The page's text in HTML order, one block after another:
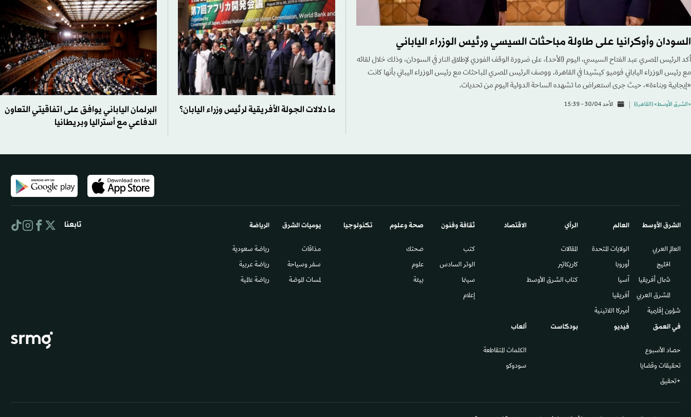
السودان وأوكرانيا على طاولة مباحثات السيسي ورئيس الوزراء الياباني
أكد الرئيس المصري عبد الفتاح السيسي، اليوم (الأحد)، على ضرورة الوقف الفوري لإطلاق النار في السودان، وذلك خلال لقائه
مع رئيس الوزراء الياباني فوميو كيشيدا في القاهرة. ووصف الرئيس المصري المباحثات مع رئيس الوزراء اليباني بأنها كانت
«إيجابية وبناءة»، حيث جرى استعراض ما تشهده الساحة الدولية اليوم من تحديات.
«الشرق الأوسط» (القاهرة) الأحد 30/04 - 15:39 ما دلالات الجولة الأفريقية لرئيس وزراء اليابان؟
البرلمان الياباني يوافق على اتفاقيتي التعاون
الدفاعي مع أستراليا وبريطانيا
الشرق الأوسط​
العالم العربي
الخليج
شمال أفريقيا
المشرق العربي
شؤون إقليمية
العالم
الولايات المتحدة
أوروبا
آسيا
أفريقيا
أميركا اللاتينية
الرأي
المقالات
كاريكاتير
كتاب الشرق الأوسط
الاقتصاد ثقافة وفنون
كتب
الوتر السادس​
سينما
إعلام
صحة وعلوم
صحتك
علوم
بيئة
تكنولوجيا يوميات الشرق​
مذاقات
سفر وسياحة
لمسات الموضة
الرياضة
رياضة سعودية
رياضة عربية
رياضة عالمية
في العمق
حصاد الأسبوع
تحقيقات وقضايا
+تحقيق
فيديو بودكاست ألعاب
الكلمات المتقاطعة
سودوكو
تابعنا